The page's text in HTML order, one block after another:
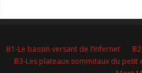
B1-Le bassin versant de l’Infernet
B3-Les plateaux sommitaux du petit